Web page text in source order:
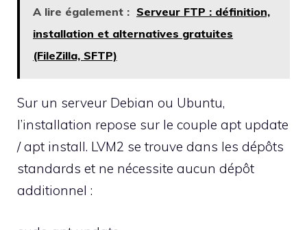
A lire également : Serveur FTP : définition,
installation et alternatives gratuites
(FileZilla, SFTP)
Sur un serveur Debian ou Ubuntu,
l’installation repose sur le couple apt update
/ apt install. LVM2 se trouve dans les dépôts
standards et ne nécessite aucun dépôt
additionnel :